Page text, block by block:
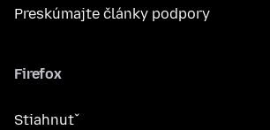
Preskúmajte články podpory
Firefox
Stiahnuť